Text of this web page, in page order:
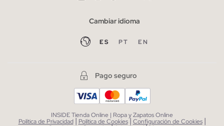
Cambiar idioma
ES PT EN
Pago seguro
INSIDE Tienda Online | Ropa y Zapatos Online
Política de Privacidad | Política de Cookies| Configuración de Cookies |